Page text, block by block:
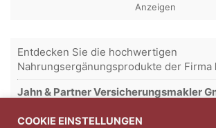
Anzeigen
Entdecken Sie die hochwertigen
Nahrungsergänungsprodukte der Firma
Jahn & Partner Versicherungsmakler
Professioneller Rundumschutz seit über
COOKIE EINSTELLUNGEN